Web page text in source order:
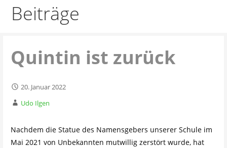
Beiträge
Quintin ist zurück
20. Januar 2022
Udo Ilgen
Nachdem die Statue des Namensgebers unserer Schule im
Mai 2021 von Unbekannten mutwillig zerstört wurde, hat